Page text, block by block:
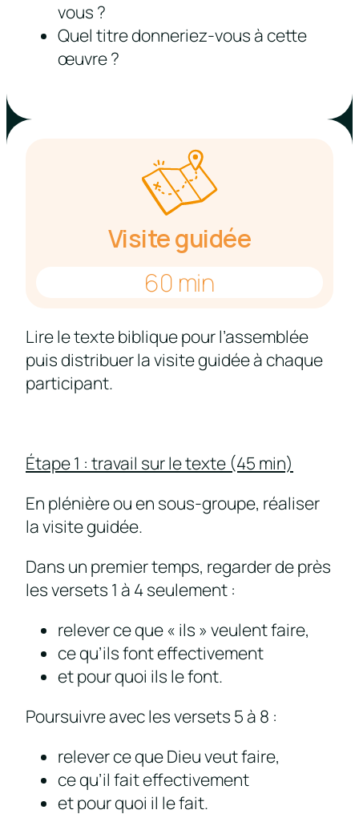
vous ?
Quel titre donneriez-vous à cette
œuvre ?
Visite guidée
60 min
Lire le texte biblique pour l’assemblée
puis distribuer la visite guidée à chaque
participant.
Étape 1 : travail sur le texte (45 min)
En plénière ou en sous-groupe, réaliser
la visite guidée.
Dans un premier temps, regarder de près
les versets 1 à 4 seulement :
relever ce que « ils » veulent faire,
ce qu’ils font effectivement
et pour quoi ils le font.
Poursuivre avec les versets 5 à 8 :
relever ce que Dieu veut faire,
ce qu’il fait effectivement
et pour quoi il le fait.